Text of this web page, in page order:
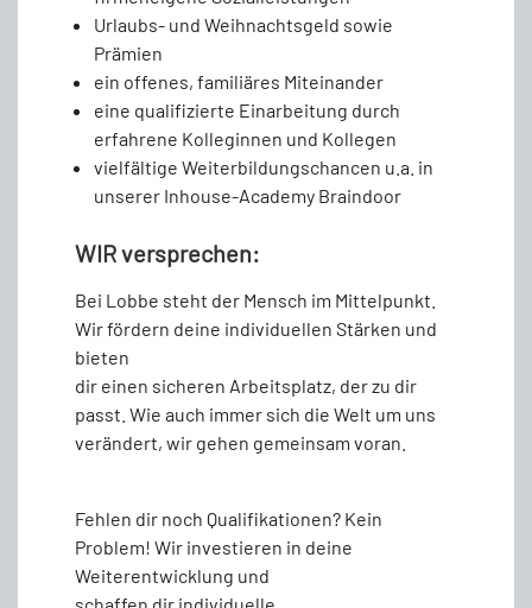
Urlaubs- und Weihnachtsgeld sowie
Prämien
ein offenes, familiäres Miteinander
eine qualifizierte Einarbeitung durch
erfahrene Kolleginnen und Kollegen
vielfältige Weiterbildungschancen u.a. in
unserer Inhouse-Academy Braindoor
WIR versprechen:
Bei Lobbe steht der Mensch im Mittelpunkt.
Wir fördern deine individuellen Stärken und
bieten
dir einen sicheren Arbeitsplatz, der zu dir
passt. Wie auch immer sich die Welt um uns
verändert, wir gehen gemeinsam voran.
Fehlen dir noch Qualifikationen? Kein
Problem! Wir investieren in deine
Weiterentwicklung und
schaffen dir individuelle